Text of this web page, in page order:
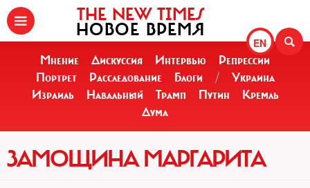
EN
THE NEW TIMES
НОВОЕ ВРЕМЯ
Мнение Дискуссия Интервью
Репрессии
Портрет
Расследование Блоги /
Украина
Израиль
Навальный Трамп Путин
Кремль
Дума
ЗАМОЩИНА МАРГАРИТА